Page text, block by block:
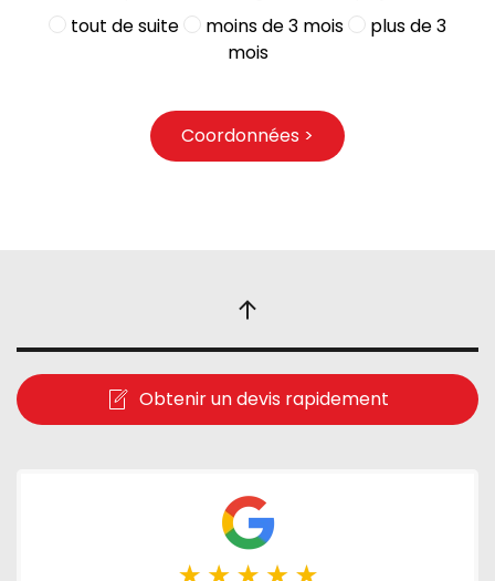
tout de suite moins de 3 mois
plus de 3
mois
Coordonnées >
Obtenir un devis rapidement